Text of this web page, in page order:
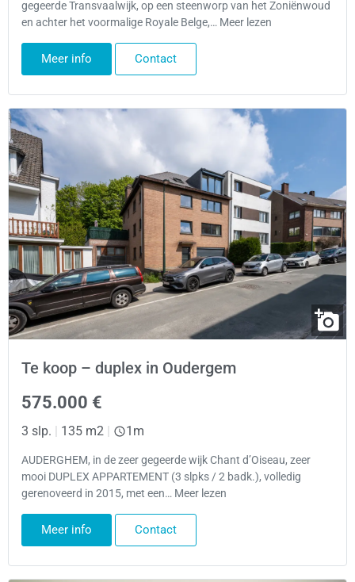
gegeerde Transvaalwijk, op een steenworp van het Zoniënwoud
en achter het voormalige Royale Belge,… Meer lezen
Meer info Contact
Te koop – duplex in Oudergem
575.000 €
3 slp. | 135 m2 | 1m
AUDERGHEM, in de zeer gegeerde wijk Chant d’Oiseau, zeer
mooi DUPLEX APPARTEMENT (3 slpks / 2 badk.), volledig
gerenoveerd in 2015, met een… Meer lezen
Meer info Contact